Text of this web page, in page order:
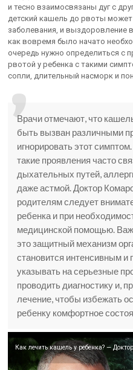
и тесно взаимосвязаны дуг с
детский кашель до рвоты может
заболевания, и выздоровление
как вовремя было начато
очередь нужно определиться с
рвотой у ребенка с такими
сопли, длительный насморк и
Врачи отмечают, что
быть вызван различными
игнорировать этот
такие проявления часто
дыхательных путей,
даже астмой. Доктор
родителям следует
ребенка и при
медицинской помощью.
это защитный механизм
становится интенсивным и
указывать на серьезные
проводить диагностику и,
лечение, чтобы избежать
ребенку комфортное
Как лечить кашель у ребенка? —